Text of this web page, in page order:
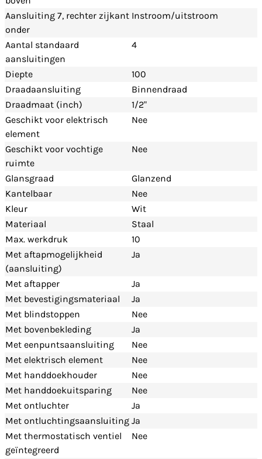
Aansluiting 7, rechter zijkant
onder
Instroom/uitstroom
Aantal standaard
aansluitingen
4
Diepte
100
Draadaansluiting
Binnendraad
Draadmaat (inch)
1/2"
Geschikt voor elektrisch
element
Nee
Geschikt voor vochtige
ruimte
Nee
Glansgraad
Glanzend
Kantelbaar
Nee
Kleur
Wit
Materiaal
Staal
Max. werkdruk
10
Met aftapmogelijkheid
(aansluiting)
Ja
Met aftapper
Ja
Met bevestigingsmateriaal
Ja
Met blindstoppen
Nee
Met bovenbekleding
Ja
Met eenpuntsaansluiting
Nee
Met elektrisch element
Nee
Met handdoekhouder
Nee
Met handdoekuitsparing
Nee
Met ontluchter
Ja
Met ontluchtingsaansluiting Ja
Met thermostatisch ventiel
geïntegreerd
Nee